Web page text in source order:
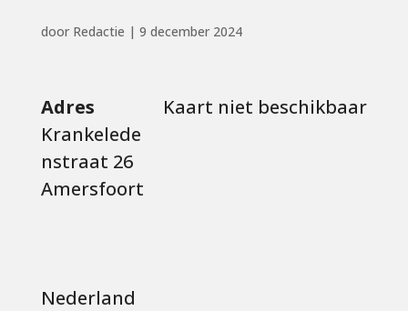
door Redactie | 9 december 2024
Kaart niet beschikbaar
Adres
Krankelede
nstraat 26
Amersfoort
Nederland